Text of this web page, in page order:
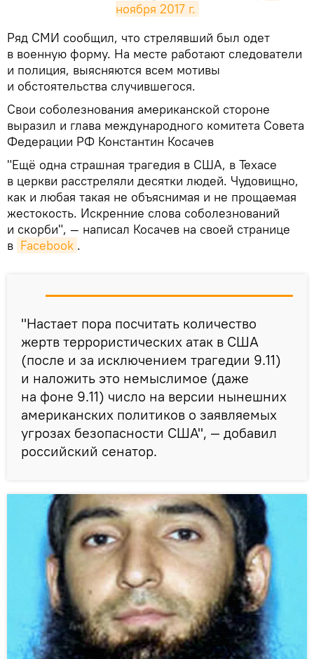
ноября 2017 г.
Ряд СМИ сообщил, что стрелявший был одет
в военную форму. На месте работают следователи
и полиция, выясняются всем мотивы
и обстоятельства случившегося.
Свои соболезнования американской стороне
выразил и глава международного комитета Совета
Федерации РФ Константин Косачев
"Ещё одна страшная трагедия в США, в Техасе
в церкви расстреляли десятки людей. Чудовищно,
как и любая такая не объяснимая и не прощаемая
жестокость. Искренние слова соболезнований
и скорби", — написал Косачев на своей странице
в Facebook .
"Настает пора посчитать количество
жертв террористических атак в США
(после и за исключением трагедии 9.11)
и наложить это немыслимое (даже
на фоне 9.11) число на версии нынешних
американских политиков о заявляемых
угрозах безопасности США", — добавил
российский сенатор.